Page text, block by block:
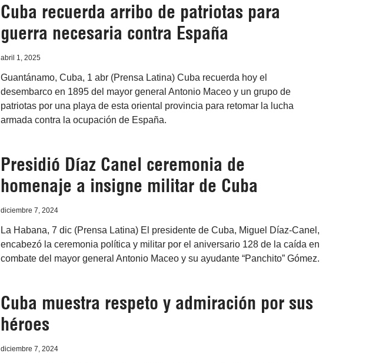
Cuba recuerda arribo de patriotas para
guerra necesaria contra España
abril 1, 2025
Guantánamo, Cuba, 1 abr (Prensa Latina) Cuba recuerda hoy el
desembarco en 1895 del mayor general Antonio Maceo y un grupo de
patriotas por una playa de esta oriental provincia para retomar la lucha
armada contra la ocupación de España.
Presidió Díaz Canel ceremonia de
homenaje a insigne militar de Cuba
diciembre 7, 2024
La Habana, 7 dic (Prensa Latina) El presidente de Cuba, Miguel Díaz-Canel,
encabezó la ceremonia política y militar por el aniversario 128 de la caída en
combate del mayor general Antonio Maceo y su ayudante “Panchito” Gómez.
Cuba muestra respeto y admiración por sus
héroes
diciembre 7, 2024